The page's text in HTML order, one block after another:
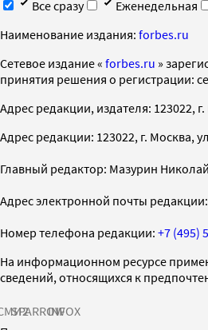
Все сразу
Еженедельная
Наименование издания: forbes.ru
Cетевое издание « forbes.ru »
принятия решения о регистрации:
Адрес редакции, издателя: 123022,
Адрес редакции: 123022, г. Москва,
Главный редактор: Мазурин
Адрес электронной почты редакции:
Номер телефона редакции: +7 (495)
На информационном ресурсе
сведений, относящихся к
SPARROWINFOX